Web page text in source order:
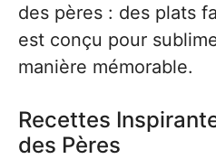
des pères : des plats
est conçu pour
manière mémorable.
Recettes
des Pères